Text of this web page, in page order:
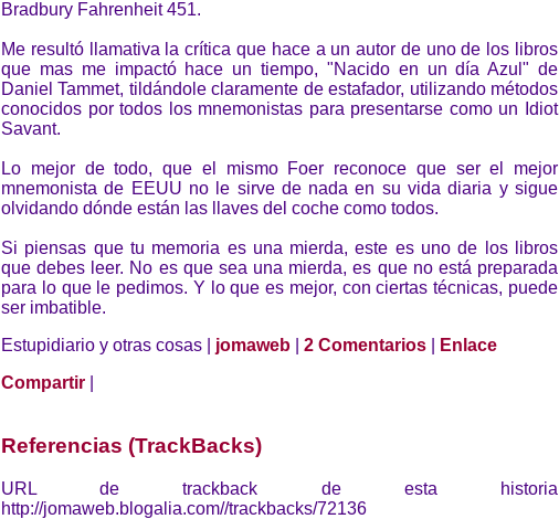
Bradbury Fahrenheit 451.
Me resultó llamativa la crítica que hace a un autor de uno de los libros
que mas me impactó hace un tiempo, "Nacido en un día Azul" de
Daniel Tammet, tildándole claramente de estafador, utilizando métodos
conocidos por todos los mnemonistas para presentarse como un Idiot
Savant.
Lo mejor de todo, que el mismo Foer reconoce que ser el mejor
mnemonista de EEUU no le sirve de nada en su vida diaria y sigue
olvidando dónde están las llaves del coche como todos.
Si piensas que tu memoria es una mierda, este es uno de los libros
que debes leer. No es que sea una mierda, es que no está preparada
para lo que le pedimos. Y lo que es mejor, con ciertas técnicas, puede
ser imbatible.
Estupidiario y otras cosas | jomaweb 2 Comentarios
Enlace
Compartir
Referencias (TrackBacks)
URL de trackback de esta historia
http://jomaweb.blogalia.com//trackbacks/72136